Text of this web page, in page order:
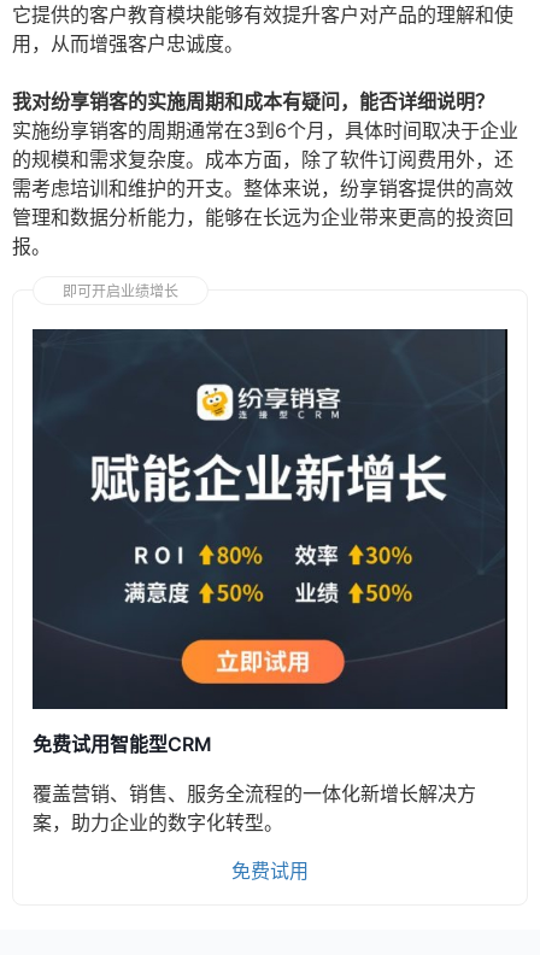
它提供的客户教育模块能够有效提升客户对产品的理解和使
用，从而增强客户忠诚度。
我对纷享销客的实施周期和成本有疑问，能否详细说明？
实施纷享销客的周期通常在3到6个月，具体时间取决于企业
的规模和需求复杂度。成本方面，除了软件订阅费用外，还
需考虑培训和维护的开支。整体来说，纷享销客提供的高效
管理和数据分析能力，能够在长远为企业带来更高的投资回
报。
即可开启业绩增长
免费试用智能型CRM
覆盖营销、销售、服务全流程的一体化新增长解决方
案，助力企业的数字化转型。
免费试用